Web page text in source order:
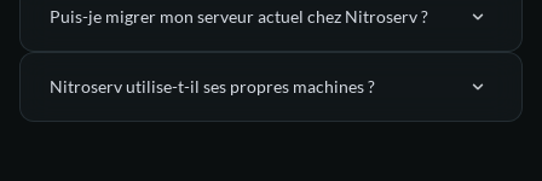
bonne
réactivité
améliore
410 000 IOPS
Puis-je migrer mon serveur actuel chez Nitroserv ?
Nitroserv utilise-t-il ses propres machines ?